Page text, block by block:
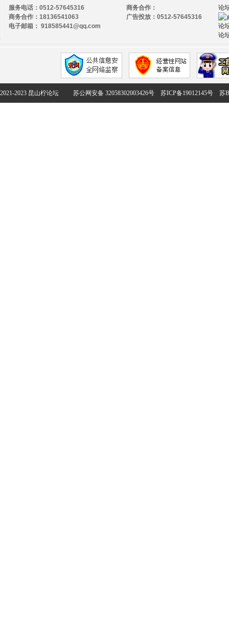
服务电话：0512-57645316
商务合作：18136541063
电子邮箱： 918585441@qq.com
论
论
论
商务合作：
广告投放：0512-57645316
2021-2023 昆山柠论坛 苏公网安备 32058302003426号 苏ICP备19012145号 苏